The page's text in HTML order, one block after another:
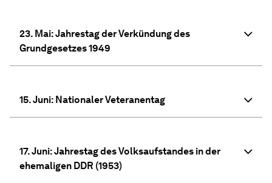
23. Mai: Jahrestag der Verkündung des
Grundgesetzes 1949
15. Juni: Nationaler Veteranentag
17. Juni: Jahrestag des Volksaufstandes in der
ehemaligen DDR (1953)